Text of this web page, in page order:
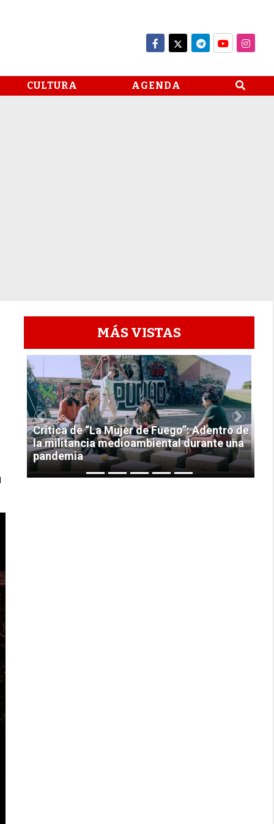
CULTURA AGENDA
MÁS VISTAS
1
Crítica de “La Mujer de Fuego”: Adentro de
la militancia medioambiental durante una
pandemia
Previous Next